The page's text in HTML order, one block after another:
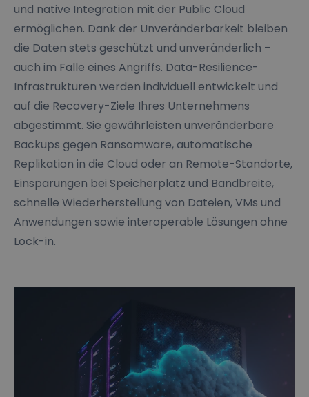
und native Integration mit der Public Cloud
ermöglichen. Dank der Unveränderbarkeit bleiben
die Daten stets geschützt und unveränderlich –
auch im Falle eines Angriffs. Data-Resilience-
Infrastrukturen werden individuell entwickelt und
auf die Recovery-Ziele Ihres Unternehmens
abgestimmt. Sie gewährleisten unveränderbare
Backups gegen Ransomware, automatische
Replikation in die Cloud oder an Remote-Standorte,
Einsparungen bei Speicherplatz und Bandbreite,
schnelle Wiederherstellung von Dateien, VMs und
Anwendungen sowie interoperable Lösungen ohne
Lock-in.